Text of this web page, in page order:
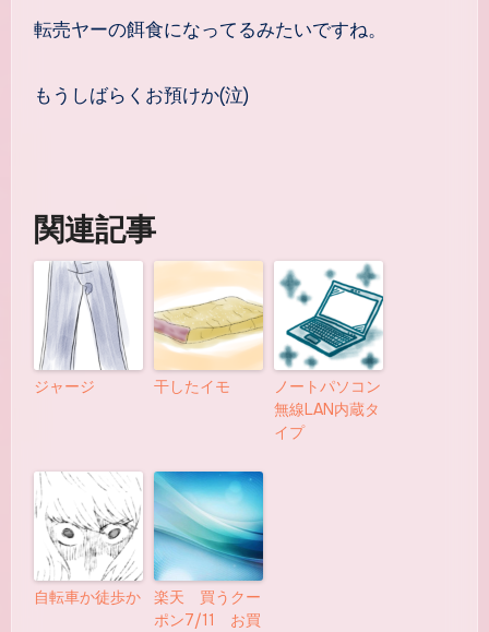
転売ヤーの餌食になってるみたいですね。
もうしばらくお預けか(泣)
関連記事
ジャージ 干したイモ
ノートパソコン
無線LAN内蔵タ
イプ
自転車か徒歩か
楽天 買うクー
ポン7/11 お買